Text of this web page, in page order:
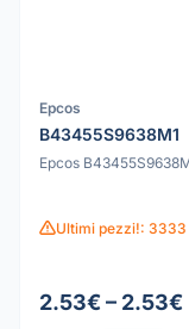
Epcos
B43455S9638M1
Epcos
Ultimi pezzi!: 3333
2.53€ – 2.53€